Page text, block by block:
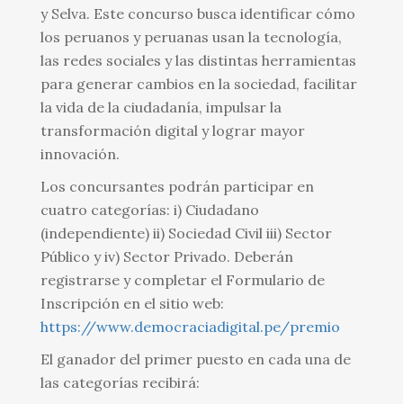
y Selva. Este concurso busca identificar cómo
los peruanos y peruanas usan la tecnología,
las redes sociales y las distintas herramientas
para generar cambios en la sociedad, facilitar
la vida de la ciudadanía, impulsar la
transformación digital y lograr mayor
innovación.
Los concursantes podrán participar en
cuatro categorías: i) Ciudadano
(independiente) ii) Sociedad Civil iii) Sector
Público y iv) Sector Privado. Deberán
registrarse y completar el Formulario de
Inscripción en el sitio web:
https://www.democraciadigital.pe/premio
El ganador del primer puesto en cada una de
las categorías recibirá: